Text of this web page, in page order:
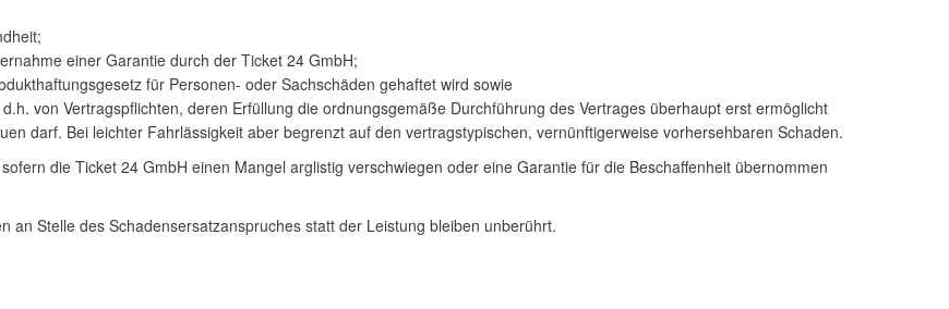
einer Garantie durch der Ticket 24 GmbH;
für Personen- oder Sachschäden gehaftet wird sowie
von Vertragspflichten, deren Erfüllung die ordnungsgemäße Durchführung des Vertrages überhaupt erst ermöglicht
darf. Bei leichter Fahrlässigkeit aber begrenzt auf den vertragstypischen, vernünftigerweise vorhersehbaren Schaden.
die Ticket 24 GmbH einen Mangel arglistig verschwiegen oder eine Garantie für die Beschaffenheit übernommen
an Stelle des Schadensersatzanspruches statt der Leistung bleiben unberührt.